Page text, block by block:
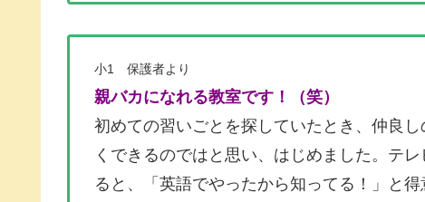
小1 保護者より
親バカになれる教室です！（笑）
初めての習いごとを探していたとき、仲良
くできるのではと思い、はじめました。 テレ
ると、「英語でやったから知ってる！」と